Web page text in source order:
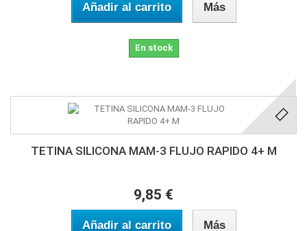
Añadir al carrito Más
En stock
TETINA SILICONA MAM-3 FLUJO RAPIDO 4+ M
9,85 €
Añadir al carrito Más